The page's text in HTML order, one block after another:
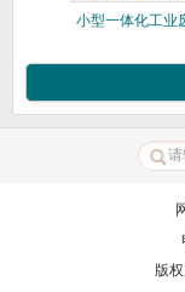
小型一体化工业
版